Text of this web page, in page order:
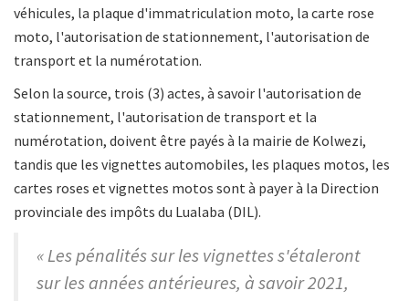
véhicules, la plaque d'immatriculation moto, la carte rose
moto, l'autorisation de stationnement, l'autorisation de
transport et la numérotation.
Selon la source, trois (3) actes, à savoir l'autorisation de
stationnement, l'autorisation de transport et la
numérotation, doivent être payés à la mairie de Kolwezi,
tandis que les vignettes automobiles, les plaques motos, les
cartes roses et vignettes motos sont à payer à la Direction
provinciale des impôts du Lualaba (DIL).
« Les pénalités sur les vignettes s'étaleront
sur les années antérieures, à savoir 2021,